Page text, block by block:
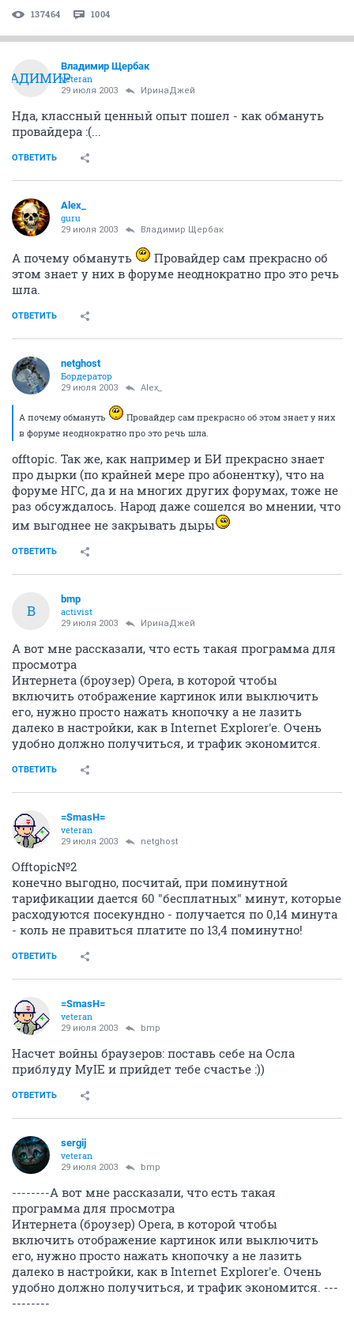
137464 1004
Владимир Щербак
veteran
29 июля 2003 ИринаДжей
Нда, классный ценный опыт пошел - как обмануть
провайдера :(...
ОТВЕТИТЬ
Alex_
guru
29 июля 2003 Владимир Щербак
А почему обмануть
Провайдер сам прекрасно об
этом знает у них в форуме неоднократно про это речь
шла.
ОТВЕТИТЬ
netghost
Бордератор
29 июля 2003 Alex_
А почему обмануть
Провайдер сам прекрасно об этом знает у них
в форуме неоднократно про это речь шла.
offtopic. Так же, как например и БИ прекрасно знает
про дырки (по крайней мере про абонентку), что на
форуме НГС, да и на многих других форумах, тоже не
раз обсуждалось. Народ даже сошелся во мнении, что
им выгоднее не закрывать дыры
ОТВЕТИТЬ
B
bmp
activist
29 июля 2003 ИринаДжей
А вот мне рассказали, что есть такая программа для
просмотра
Интернета (броузер) Opera, в которой чтобы
включить отображение картинок или выключить
его, нужно просто нажать кнопочку а не лазить
далеко в настройки, как в Internet Explorer'e. Очень
удобно должно получиться, и трафик экономится.
ОТВЕТИТЬ
=SmasH=
veteran
29 июля 2003 netghost
Offtopic№2
конечно выгодно, посчитай, при поминутной
тарификации дается 60 "бесплатных" минут, которые
расходуются посекундно - получается по 0,14 минута
- коль не правиться платите по 13,4 поминутно!
ОТВЕТИТЬ
=SmasH=
veteran
29 июля 2003 bmp
Насчет войны браузеров: поставь себе на Осла
приблуду MyIE и прийдет тебе счастье :))
ОТВЕТИТЬ
sergij
veteran
29 июля 2003 bmp
--------А вот мне рассказали, что есть такая
программа для просмотра
Интернета (броузер) Opera, в которой чтобы
включить отображение картинок или выключить
его, нужно просто нажать кнопочку а не лазить
далеко в настройки, как в Internet Explorer'e. Очень
удобно должно получиться, и трафик экономится. ---
--------